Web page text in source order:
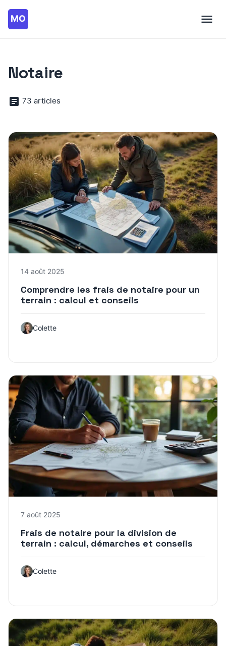
Notaire
73 articles
14 août 2025
Comprendre les frais de notaire pour un
terrain : calcul et conseils
Colette
7 août 2025
Frais de notaire pour la division de
terrain : calcul, démarches et conseils
Colette